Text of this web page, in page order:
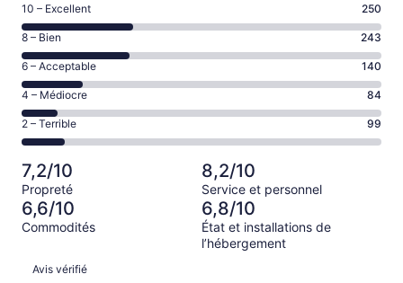
Note
de 10
–
Excellent,
d’après
250 avis
sur 816.
10 – Excellent 250
Note
de 8
–
Bien,
d’après
243 avis
sur 816.
8 – Bien 243
Note
de 6
–
Acceptable,
d’après
sur 816.
6 – Acceptable 140
Note
de 4
–
Médiocre,
d’après
84 avis
sur 816.
4 – Médiocre 84
Note
de 2
–
Terrible,
d’après
99 avis
sur 816.
2 – Terrible 99
7,2/10
Propreté
8,2/10
Service et personnel
6,6/10
Commodités
6,8/10
État et installations de
l’hébergement
Avis
Avis vérifié